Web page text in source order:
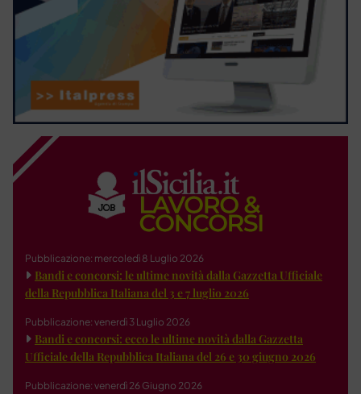
Pubblicazione: mercoledì 8 Luglio 2026
Bandi e concorsi: le ultime novità dalla Gazzetta Ufficiale
della Repubblica Italiana del 3 e 7 luglio 2026
Pubblicazione: venerdì 3 Luglio 2026
Bandi e concorsi: ecco le ultime novità dalla Gazzetta
Ufficiale della Repubblica Italiana del 26 e 30 giugno 2026
Pubblicazione: venerdì 26 Giugno 2026